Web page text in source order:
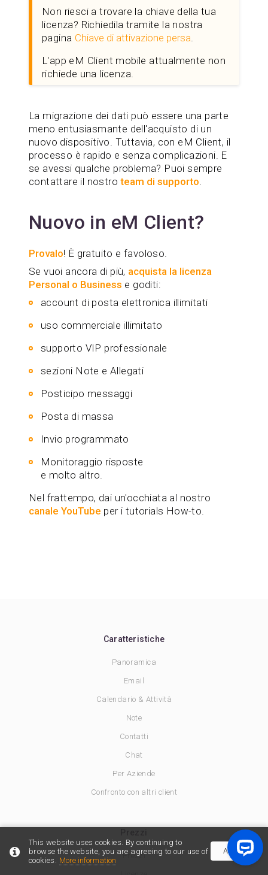
This website uses cookies. By continuing to
browse the website, you are agreeing to our use of
cookies. More information
Accept
Non riesci a trovare la chiave della tua
licenza? Richiedila tramite la nostra
pagina Chiave di attivazione persa
L'app eM Client mobile attualmente non
richiede una licenza.
La migrazione dei dati può essere una parte
meno entusiasmante dell'acquisto di un
nuovo dispositivo. Tuttavia, con eM Client, il
processo è rapido e senza complicazioni. E
se avessi qualche problema? Puoi sempre
contattare il nostroteam di supporto
Nuovo in eM Client?
Provalo! È gratuito e favoloso.
Se vuoi ancora di più, acquista la licenza
Personal o Business e goditi:
account di posta elettronica illimitati
uso commerciale illimitato
supporto VIP professionale
sezioni Note e Allegati
Posticipo messaggi
Posta di massa
Invio programmato
Monitoraggio risposte
e molto altro.
Nel frattempo, dai un'occhiata al nostro
canale YouTube per i tutorials How-to.
Caratteristiche
Panoramica
Email
Calendario & Attività
Note
Contatti
Chat
Per Aziende
Confronto con altri client
Prezzi